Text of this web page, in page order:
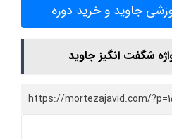
جاوید و خرید دوره
https://mortezajavid.com/